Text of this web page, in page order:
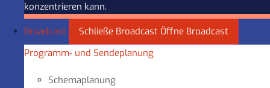
konzentrieren kann.
Broadcast Schließe Broadcast Öffne Broadcast
Programm- und Sendeplanung
Schemaplanung